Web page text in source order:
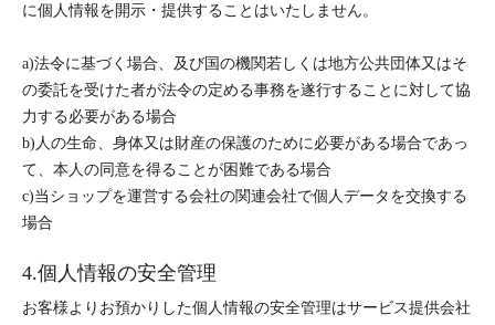
に個人情報を開示・提供することはいたしません。
a)法令に基づく場合、及び国の機関若しくは地方公共団体又はそ
の委託を受けた者が法令の定める事務を遂行することに対して協
力する必要がある場合
b)人の生命、身体又は財産の保護のために必要がある場合であっ
て、本人の同意を得ることが困難である場合
c)当ショップを運営する会社の関連会社で個人データを交換する
場合
4.個人情報の安全管理
お客様よりお預かりした個人情報の安全管理はサービス提供会社